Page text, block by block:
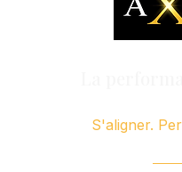
S'aligner.